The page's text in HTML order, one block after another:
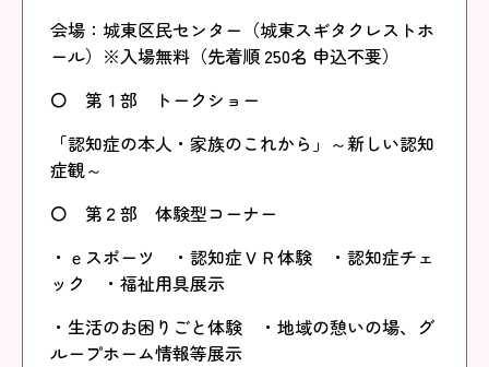
会場：城東区民センター（城東スギタクレストホ
ール）※入場無料（先着順 250名 申込不要）
〇 第１部 トークショー
「認知症の本人・家族のこれから」～新しい認知
症観～
〇 第２部 体験型コーナー
・ｅスポーツ ・認知症ＶＲ体験 ・認知症チェ
ック ・福祉用具展示
・生活のお困りごと体験 ・地域の憩いの場、グ
ループホーム情報等展示